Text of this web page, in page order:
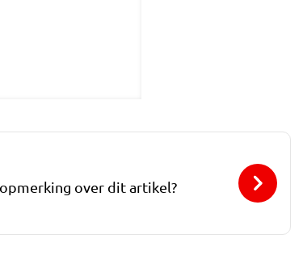
over dit artikel?